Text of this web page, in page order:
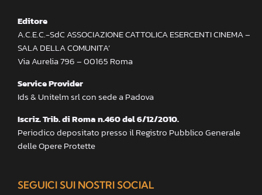
Editore
A.C.E.C.-SdC ASSOCIAZIONE CATTOLICA ESERCENTI CINEMA –
SALA DELLA COMUNITA’
Via Aurelia 796 – 00165 Roma
Service Provider
Ids & Unitelm srl con sede a Padova
Iscriz. Trib. di Roma n.460 del 6/12/2010.
Periodico depositato presso il Registro Pubblico Generale
delle Opere Protette
SEGUICI SUI NOSTRI SOCIAL